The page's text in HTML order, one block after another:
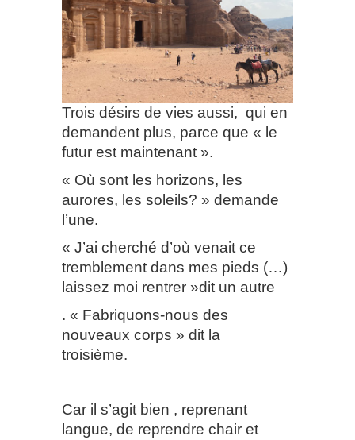
Trois désirs de vies aussi, qui en
demandent plus, parce que « le
futur est maintenant ».
« Où sont les horizons, les
aurores, les soleils? » demande
l’une.
« J’ai cherché d’où venait ce
tremblement dans mes pieds (…)
laissez moi rentrer »dit un autre
. « Fabriquons-nous des
nouveaux corps » dit la
troisième.
Car il s’agit bien , reprenant
langue, de reprendre chair et